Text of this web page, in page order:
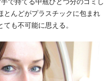
とんどがプラスチックに包まれ
も不可能に思える。